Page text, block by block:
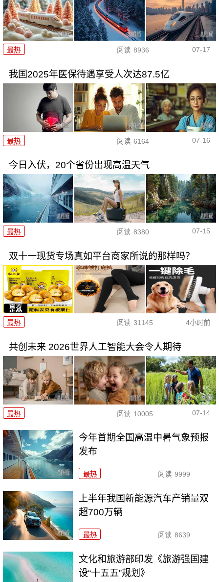
最热 阅读 8936 07-17
我国2025年医保待遇享受人次达87.5亿
最热 阅读 6164 07-16
今日入伏，20个省份出现高温天气
最热 阅读 8380 07-15
双十一现货专场真如平台商家所说的那样吗？
最热 阅读 31145 4小时前
共创未来 2026世界人工智能大会令人期待
最热 阅读 10005 07-14
今年首期全国高温中暑气象预报
发布
最热 阅读 9999
上半年我国新能源汽车产销量双
超700万辆
最热 阅读 8639
文化和旅游部印发《旅游强国建
设“十五五”规划》